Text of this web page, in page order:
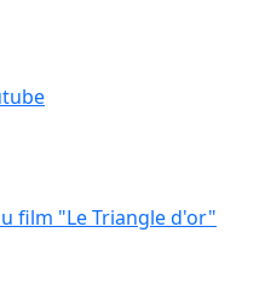
film "Le Triangle d'or"